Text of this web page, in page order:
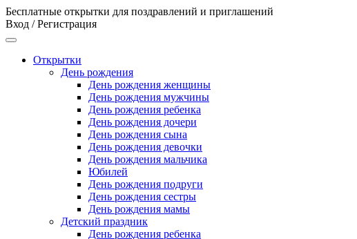
Бесплатные открытки для поздравлений и приглашений
Вход / Регистрация
Открытки
День рождения
День рождения женщины
День рождения мужчины
День рождения ребенка
День рождения дочери
День рождения сына
День рождения девочки
День рождения мальчика
Юбилей
День рождения подруги
День рождения сестры
День рождения мамы
Детский праздник
День рождения ребенка